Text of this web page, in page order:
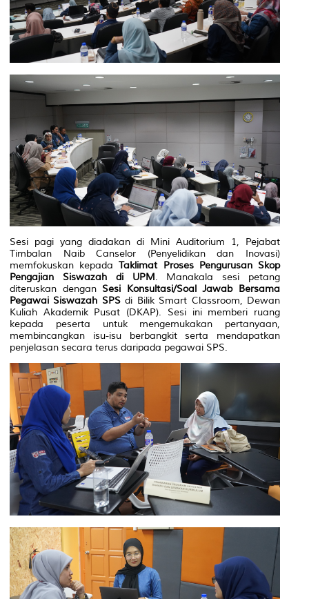
Sesi pagi yang diadakan di Mini Auditorium 1, Pejabat
Timbalan Naib Canselor (Penyelidikan dan Inovasi)
memfokuskan kepadaTaklimat Proses Pengurusan Skop
Pengajian Siswazah di UPM. Manakala sesi petang
diteruskan dengan Sesi Konsultasi/Soal Jawab Bersama
Pegawai Siswazah SPSdi Bilik Smart Classroom, Dewan
Kuliah Akademik Pusat (DKAP). Sesi ini memberi ruang
kepada peserta untuk mengemukakan pertanyaan,
membincangkan isu-isu berbangkit serta mendapatkan
penjelasan secara terus daripada pegawai SPS.